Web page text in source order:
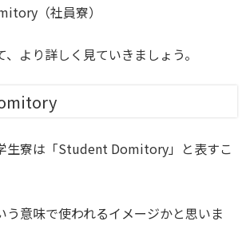
（社員寮）
より詳しく見ていきましょう。
生寮は「Student Domitory」と表すこ
う意味で使われるイメージかと思いま